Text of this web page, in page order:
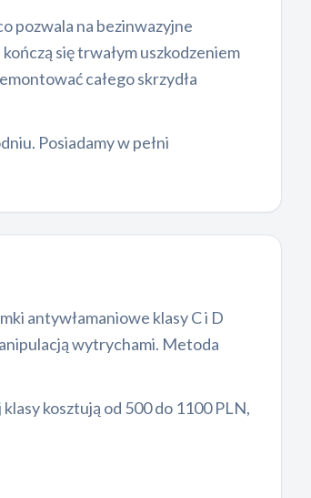
pozwala na bezinwazyjne
się trwałym uszkodzeniem
całego skrzydła
Posiadamy w pełni
antywłamaniowe klasy C i D
wytrychami. Metoda
kosztują od 500 do 1100 PLN,